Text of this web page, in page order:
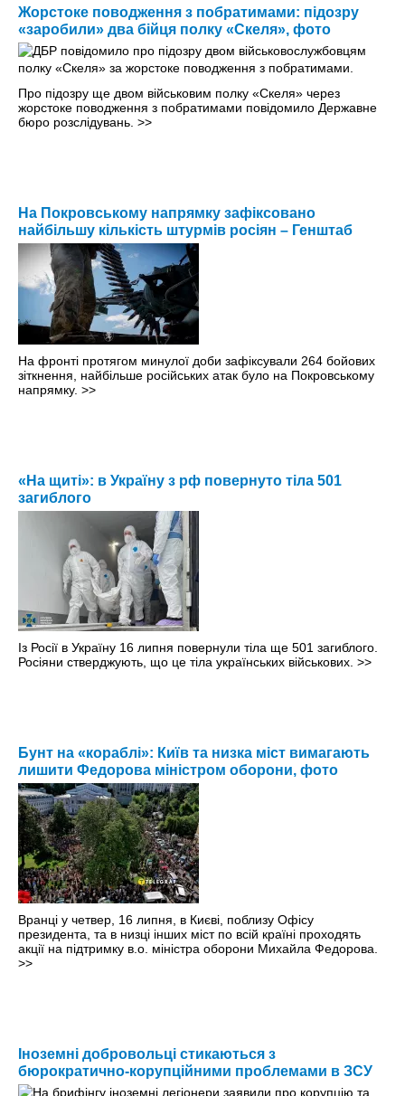
Жорстоке поводження з побратимами: підозру
«заробили» два бійця полку «Скеля», фото
Про підозру ще двом військовим полку «Скеля» через
жорстоке поводження з побратимами повідомило Державне
бюро розслідувань. >>
На Покровському напрямку зафіксовано
найбільшу кількість штурмів росіян – Генштаб
На фронті протягом минулої доби зафіксували 264 бойових
зіткнення, найбільше російських атак було на Покровському
напрямку. >>
«На щиті»: в Україну з рф повернуто тіла 501
загиблого
Із Росії в Україну 16 липня повернули тіла ще 501 загиблого.
Росіяни стверджують, що це тіла українських військових. >>
Бунт на «кораблі»: Київ та низка міст вимагають
лишити Федорова міністром оборони, фото
Вранці у четвер, 16 липня, в Києві, поблизу Офісу
президента, та в низці інших міст по всій країні проходять
акції на підтримку в.о. міністра оборони Михайла Федорова.
>>
Іноземні добровольці стикаються з
бюрократично-корупційними проблемами в ЗСУ